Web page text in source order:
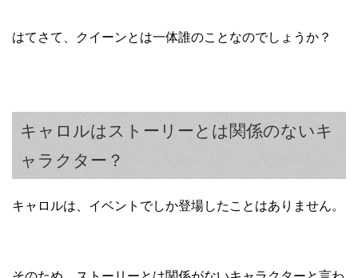
はてさて、クイーンとは一体誰のことなのでしょうか？
キャロルはストーリーとは関係のないキ
ャラクター？
キャロルは、イベントでしか登場したことはありません。